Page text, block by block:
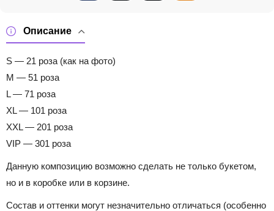
Описание
S — 21 роза (как на фото)
M — 51 роза
L — 71 роза
XL — 101 роза
XXL — 201 роза
VIP — 301 роза
Данную композицию возможно сделать не только букетом,
но и в коробке или в корзине.
Состав и оттенки могут незначительно отличаться (особенно